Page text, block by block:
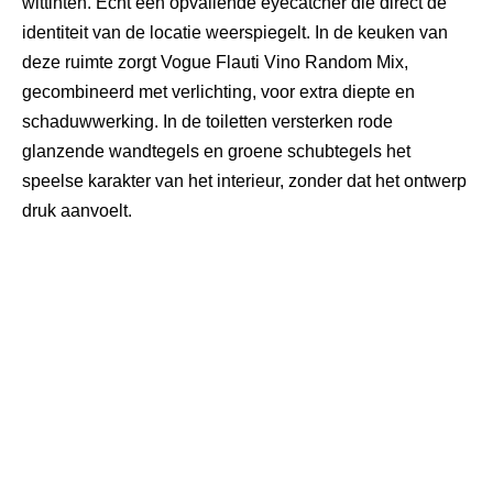
identiteit van de locatie weerspiegelt. In de keuken van
deze ruimte zorgt Vogue Flauti Vino Random Mix,
gecombineerd met verlichting, voor extra diepte en
schaduwwerking. In de toiletten versterken rode
glanzende wandtegels en groene schubtegels het
speelse karakter van het interieur, zonder dat het ontwerp
druk aanvoelt.